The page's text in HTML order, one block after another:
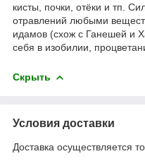
кисты, почки, отёки и тп.
отравлений любыми
идамов (схож с Ганешей и
себя в изобилии,
Скрыть
Условия доставки
Доставка осуществляется